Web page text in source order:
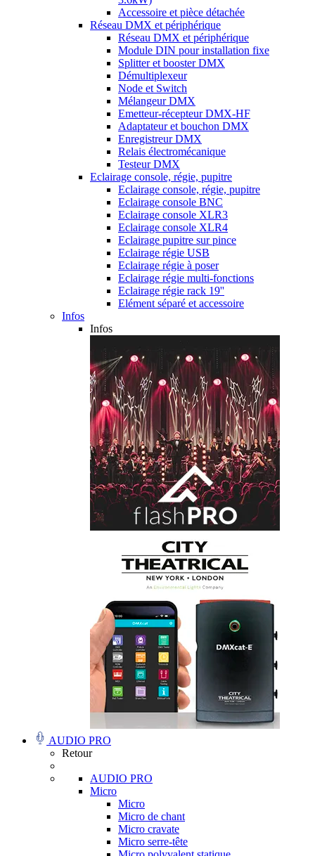
Accessoire et pièce détachée
Réseau DMX et périphérique
Réseau DMX et périphérique
Module DIN pour installation fixe
Splitter et booster DMX
Démultiplexeur
Node et Switch
Mélangeur DMX
Emetteur-récepteur DMX-HF
Adaptateur et bouchon DMX
Enregistreur DMX
Relais électromécanique
Testeur DMX
Eclairage console, régie, pupitre
Eclairage console, régie, pupitre
Eclairage console BNC
Eclairage console XLR3
Eclairage console XLR4
Eclairage pupitre sur pince
Eclairage régie USB
Eclairage régie à poser
Eclairage régie multi-fonctions
Eclairage régie rack 19''
Elément séparé et accessoire
Infos
Infos
AUDIO PRO
Retour
AUDIO PRO
Micro
Micro
Micro de chant
Micro cravate
Micro serre-tête